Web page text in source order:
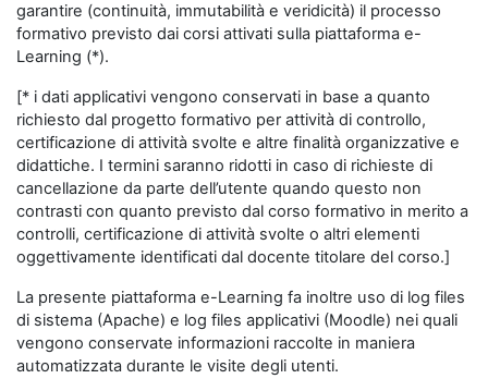
garantire (continuità, immutabilità e veridicità) il processo
formativo previsto dai corsi attivati sulla piattaforma e-
Learning (*).
[* i dati applicativi vengono conservati in base a quanto
richiesto dal progetto formativo per attività di controllo,
certificazione di attività svolte e altre finalità organizzative e
didattiche. I termini saranno ridotti in caso di richieste di
cancellazione da parte dell’utente quando questo non
contrasti con quanto previsto dal corso formativo in merito a
controlli, certificazione di attività svolte o altri elementi
oggettivamente identificati dal docente titolare del corso.]
La presente piattaforma e-Learning fa inoltre uso di log files
di sistema (Apache) e log files applicativi (Moodle) nei quali
vengono conservate informazioni raccolte in maniera
automatizzata durante le visite degli utenti.